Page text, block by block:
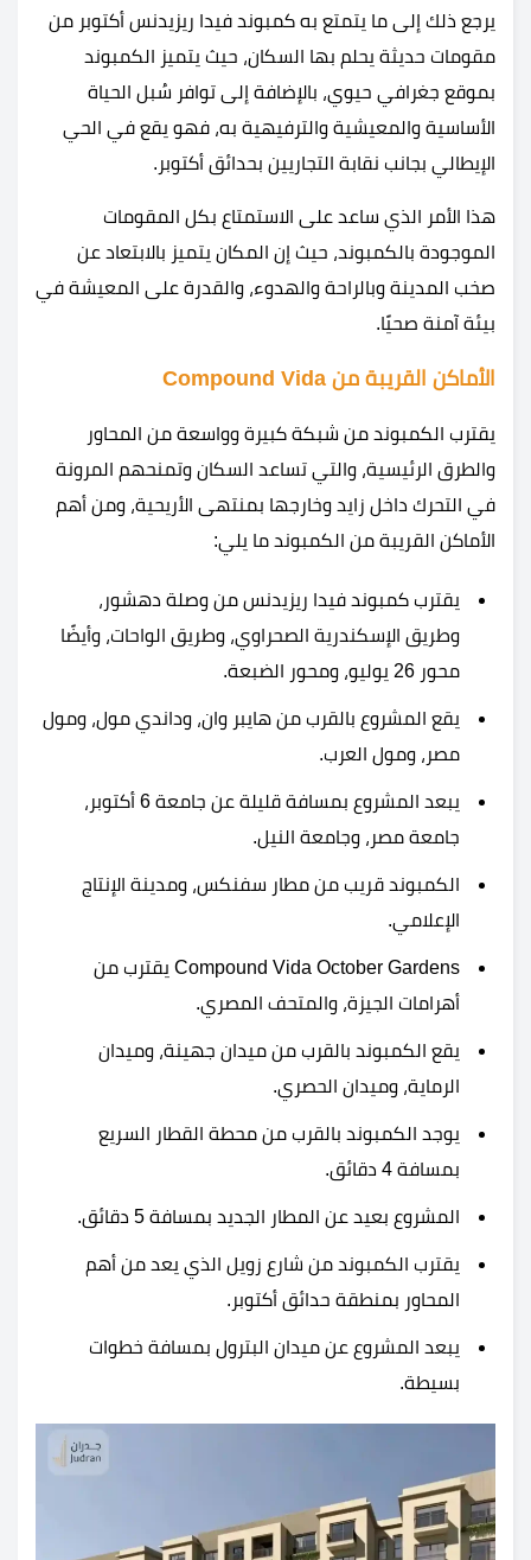
يرجع ذلك إلى ما يتمتع به كمبوند فيدا ريزيدنس أكتوبر من
مقومات حديثة يحلم بها السكان، حيث يتميز الكمبوند
بموقع جغرافي حيوي، بالإضافة إلى توافر سُبل الحياة
الأساسية والمعيشية والترفيهية به، فهو يقع في الحي
الإيطالي بجانب نقابة التجاريين بحدائق أكتوبر.
هذا الأمر الذي ساعد على الاستمتاع بكل المقومات
الموجودة بالكمبوند، حيث إن المكان يتميز بالابتعاد عن
صخب المدينة وبالراحة والهدوء، والقدرة على المعيشة في
بيئة آمنة صحيًا.
الأماكن القريبة من Compound Vida
يقترب الكمبوند من شبكة كبيرة وواسعة من المحاور
والطرق الرئيسية، والتي تساعد السكان وتمنحهم المرونة
في التحرك داخل زايد وخارجها بمنتهى الأريحية، ومن أهم
الأماكن القريبة من الكمبوند ما يلي:
يقترب كمبوند فيدا ريزيدنس من وصلة دهشور،
وطريق الإسكندرية الصحراوي، وطريق الواحات، وأيضًا
محور 26 يوليو، ومحور الضبعة.
يقع المشروع بالقرب من هايبر وان، وداندي مول، ومول
مصر، ومول العرب.
يبعد المشروع بمسافة قليلة عن جامعة 6 أكتوبر،
جامعة مصر، وجامعة النيل.
الكمبوند قريب من مطار سفنكس، ومدينة الإنتاج
الإعلامي.
Compound Vida October Gardens يقترب من
أهرامات الجيزة، والمتحف المصري.
يقع الكمبوند بالقرب من ميدان جهينة، وميدان
الرماية، وميدان الحصري.
يوجد الكمبوند بالقرب من محطة القطار السريع
بمسافة 4 دقائق.
المشروع بعيد عن المطار الجديد بمسافة 5 دقائق.
يقترب الكمبوند من شارع زويل الذي يعد من أهم
المحاور بمنطقة حدائق أكتوبر.
يبعد المشروع عن ميدان البترول بمسافة خطوات
بسيطة.